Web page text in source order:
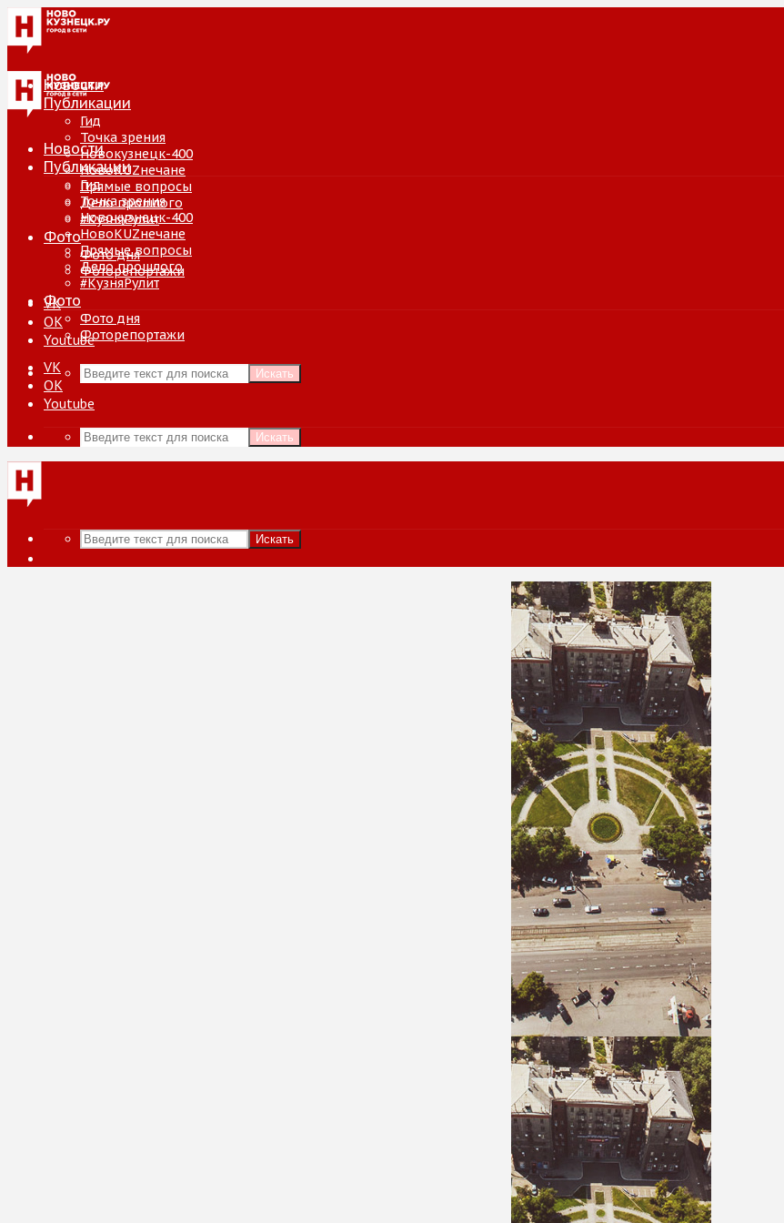
Новости
Публикации
Гид
Точка зрения
Новокузнецк-400
НовоKUZнечане
Прямые вопросы
Дело прошлого
#КузняРулит
Фото
Фото дня
Фоторепортажи
VK
ОК
Youtube
Искать
Новости
Публикации
Гид
Точка зрения
Новокузнецк-400
НовоKUZнечане
Прямые вопросы
Дело прошлого
#КузняРулит
Фото
Фото дня
Фоторепортажи
VK
ОК
Youtube
Искать
Искать